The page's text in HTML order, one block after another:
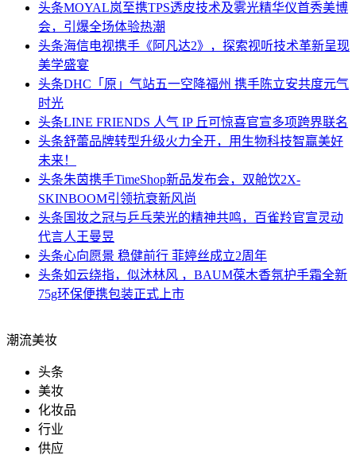
头条MOYAL岚至携TPS透皮技术及雾光精华仪首秀美博
会，引爆全场体验热潮
头条海信电视携手《阿凡达2》，探索视听技术革新呈现
美学盛宴
头条DHC「原」气站五一空降福州 携手陈立安共度元气
时光
头条LINE FRIENDS 人气 IP 丘可惊喜官宣多项跨界联名
头条舒蕾品牌转型升级火力全开，用生物科技智赢美好
未来！
头条朱茵携手TimeShop新品发布会，双舱饮2X-
SKINBOOM引领抗衰新风尚
头条 国妆之冠与乒乓荣光的精神共鸣，百雀羚官宣灵动
代言人王曼昱
头条心向愿景 稳健前行 菲婷丝成立2周年
头条如云绕指，似沐林风 ，BAUM葆木香氛护手霜全新
75g环保便携包装正式上市
潮流美妆
头条
美妆
化妆品
行业
供应